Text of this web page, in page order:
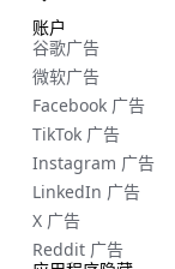
账户
谷歌广告
微软广告
Facebook 广告
TikTok 广告
Instagram 广告
LinkedIn 广告
X 广告
Reddit 广告